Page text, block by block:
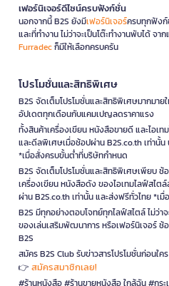
เฟอร์นิเจอร์ดีไซน์ครบฟังก์ชั่น
นอกจากนี้ B2S ยังมีเฟอร์นิเจอร์ครบทุกฟังก์
และที่ทำงาน ไม่ว่าจะเป็นโต๊ะทำงานพับได้ จา
Furradecก็มีให้เลือกครบครัน
โปรโมชั่นและสิทธิพิเศษ
B2S จัดเต็มโปรโมชั่นและสิทธิพิเศษมากมา
อัปเดตทุกเดือนกับแคมเปญลดราคาแรง
ทั้งสินค้าเครื่องเขียน หนังสือขายดี และไอ
และดีลพิเศษเมื่อช้อปผ่าน B2S.co.th เท่านั้
*เมื่อสั่งครบขั้นต่ำที่บริษัทกำหนด
B2S จัดเต็มโปรโมชั่นและสิทธิพิเศษเพียบ
เครื่องเขียน หนังสือดัง ของไอเทมไลฟ์สไ
ผ่าน B2S.co.th เท่านั้น และส่งฟรีทั่วไทย *เ
B2S มีทุกอย่างตอบโจทย์ทุกไลฟ์สไตล์ ไม่ว่า
ของเล่นเสริมพัฒนาการ หรือเฟอร์นิเจอร์ ช้
B2S
สมัคร B2S Club รับข่าวสารโปรโมชั่นก่อนใ
👉 สมัครสมาชิกเลย!
#ร้านหนังสือ #ร้านขายหนังสือ ใกล้ฉัน #กร